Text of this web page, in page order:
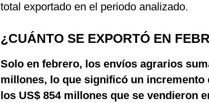
total exportado en el periodo analizado.
¿CUÁNTO SE EXPORTÓ EN
Solo en febrero, los envíos agrarios
millones, lo que significó un incremento
los US$ 854 millones que se vendieron